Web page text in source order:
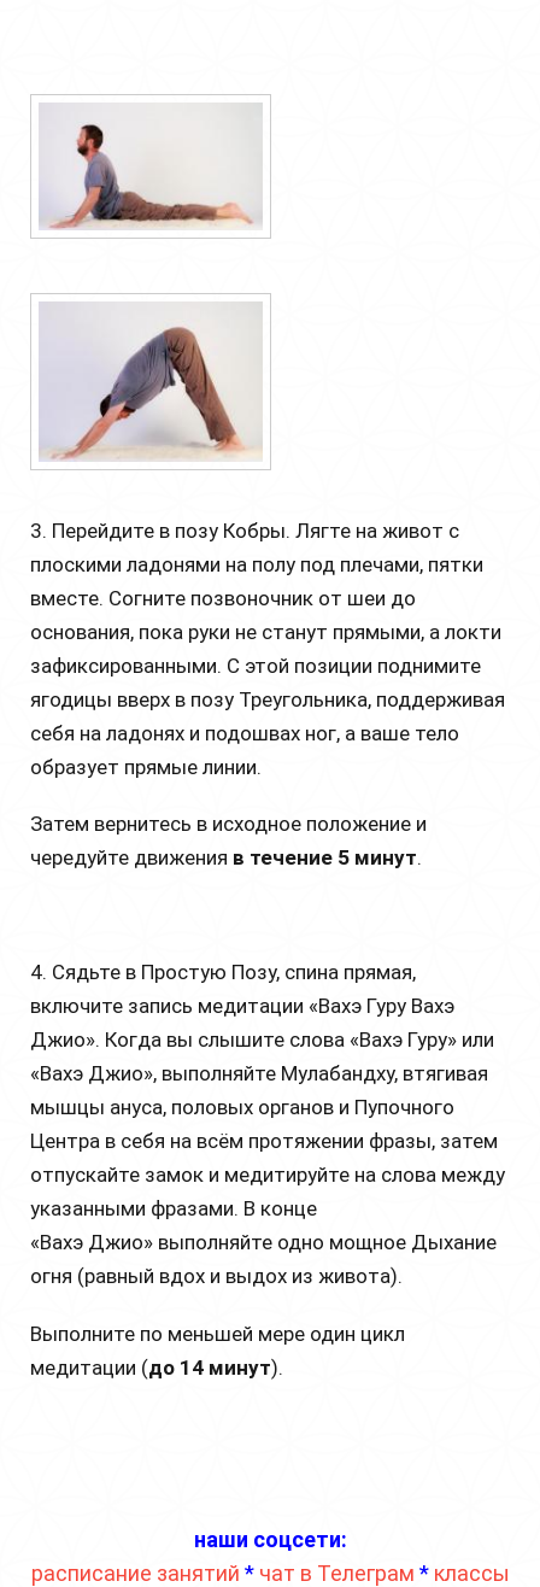
3. Перейдите в позу Кобры. Лягте на живот с
плоскими ладонями на полу под плечами, пятки
вместе. Согните позвоночник от шеи до
основания, пока руки не станут прямыми, а локти
зафиксированными. С этой позиции поднимите
ягодицы вверх в позу Треугольника, поддерживая
себя на ладонях и подошвах ног, а ваше тело
образует прямые линии.
Затем вернитесь в исходное положение и
чередуйте движения в течение 5 минут.
4. Сядьте в Простую Позу, спина прямая,
включите запись медитации «Вахэ Гуру Вахэ
Джио». Когда вы слышите слова «Вахэ Гуру» или
«Вахэ Джио», выполняйте Мулабандху, втягивая
мышцы ануса, половых органов и Пупочного
Центра в себя на всём протяжении фразы, затем
отпускайте замок и медитируйте на слова между
указанными фразами. В конце
«Вахэ Джио» выполняйте одно мощное Дыхание
огня (равный вдох и выдох из живота).
Выполните по меньшей мере один цикл
медитации (до 14 минут).
наши соцсети:
расписание занятий * чат в Телеграм * классы